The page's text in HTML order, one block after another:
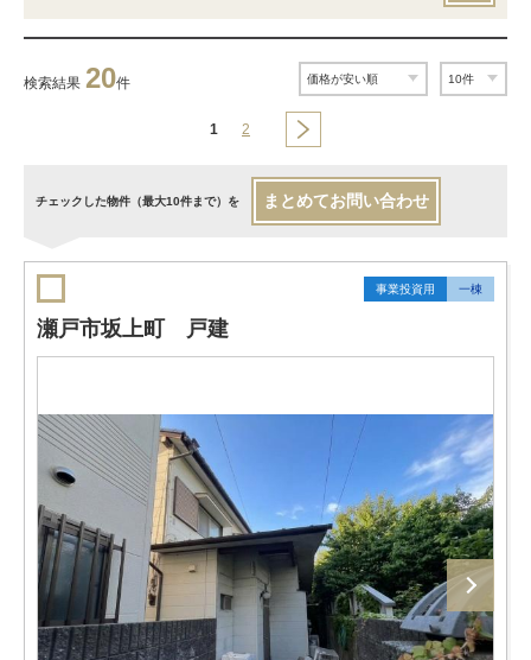
検索結果 20件
1 2
チェックした物件（最大10件まで）を まとめてお問い合わせ
事業投資用 一棟
瀬戸市坂上町 戸建